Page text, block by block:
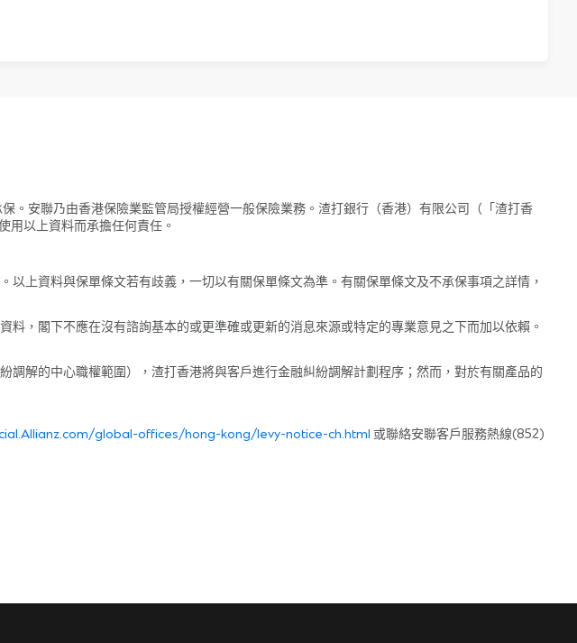
安聯乃由香港保險業監管局授權經營一般保險業務。渣打銀行（香港）有限公司（「渣打香
用以上資料而承擔任何責任。
上資料與保單條文若有歧義，一切以有關保單條文為準。有關保單條文及不承保事項之詳情，
，閣下不應在沒有諮詢基本的或更準確或更新的消息來源或特定的專業意見之下而加以依賴。
解的中心職權範圍），渣打香港將與客戶進行金融糾紛調解計劃程序；然而，對於有關產品的
global-offices/hong-kong/levy-notice-ch.html 或聯絡安聯客戶服務熱線(852)